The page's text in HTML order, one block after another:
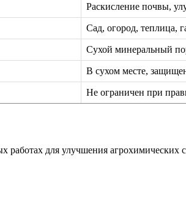
Раскисление почвы,
Сад, огород, теплица,
Сухой минеральный
В сухом месте,
Не ограничен при
работах для улучшения